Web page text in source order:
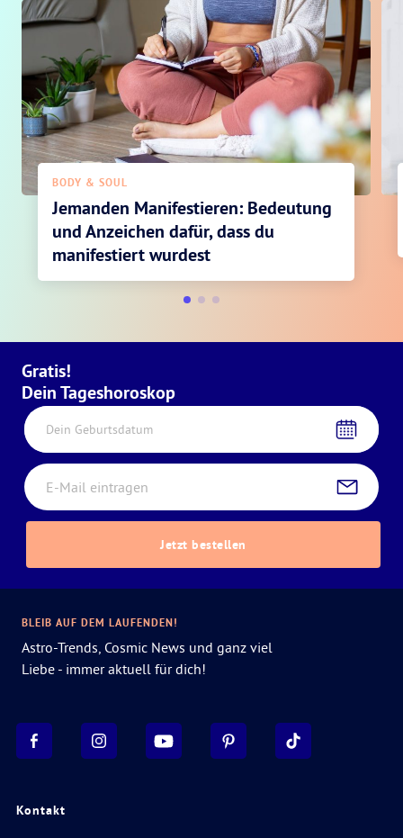
BODY & SOUL
Jemanden Manifestieren: Bedeutung
und Anzeichen dafür, dass du
manifestiert wurdest
Gratis!
Dein Tageshoroskop
Dein Geburtsdatum
Jetzt bestellen
Kontakt
BLEIB AUF DEM LAUFENDEN!
Astro-Trends, Cosmic News und ganz viel
Liebe - immer aktuell für dich!